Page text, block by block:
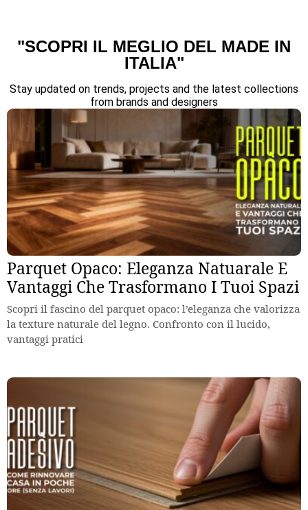
"SCOPRI IL MEGLIO DEL MADE IN
ITALIA"
Stay updated on trends, projects and the latest collections
from brands and designers
Parquet Opaco: Eleganza Natuarale E
Vantaggi Che Trasformano I Tuoi Spazi
Scopri il fascino del parquet opaco: l’eleganza che valorizza
la texture naturale del legno. Confronto con il lucido,
vantaggi pratici